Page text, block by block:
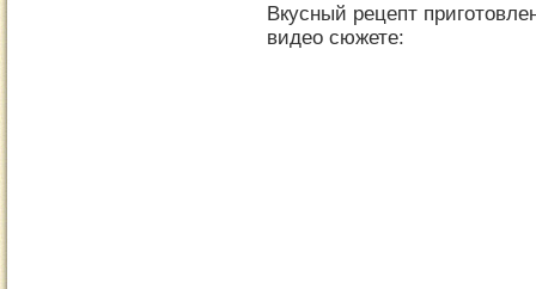
Вкусный рецепт
видео сюжете: